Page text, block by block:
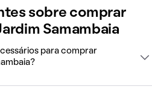
sobre comprar
Samambaia
para comprar